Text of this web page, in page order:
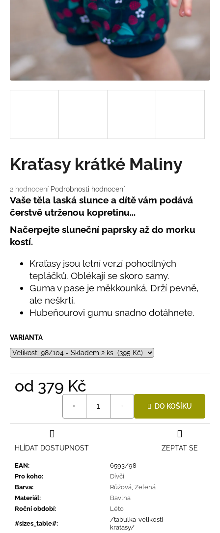
Průměrné
hodnocení
produktu
je
5,0
z
5
2 hodnocení Podrobnosti hodnocení
Kraťasy krátké Maliny
Vaše těla laská slunce a dítě vám podává
čerstvě utrženou kopretinu...
Načerpejte sluneční paprsky až do morku
kostí.
Kraťasy jsou letní verzí pohodlných
tepláčků. Oblékají se skoro samy.
Guma v pase je měkkounká. Drží pevně,
ale neškrtí.
Hubeňourovi gumu snadno dotáhnete.
VARIANTA
od 379 Kč
DO KOŠÍKU
EAN:
6593/98
Pro koho:
Dívčí
Barva: Růžová, Zelená
Materiál:
Bavlna
Roční období:
Léto
#sizes_table#:
/tabulka-velikosti-
kratasy/
ZEPTAT SE
HLÍDAT DOSTUPNOST
t
?
D
o
o
r
u
u
j
LETNÍ
ČEPICE
SVĚTLE
MODRÁ
395